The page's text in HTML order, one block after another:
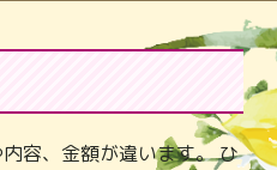
容、金額が違います。 ひ